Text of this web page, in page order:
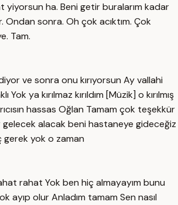
ha. Beni getir buralarım kadar
sonra. Oh çok acıktım. Çok
Tam.
ve sonra onu kırıyorsun Ay vallahi
Yok ya kırılmaz kırıldım [Müzik] o kırılmış
hassas Oğlan Tamam çok teşekkür
gelecek alacak beni hastaneye gideceğiz
gerek yok o zaman
rahat Yok ben hiç almayayım bunu
ayıp olur Anladım tamam Sen nasıl